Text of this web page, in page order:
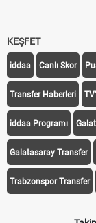
KEŞFET
iddaa Canlı Skor
Transfer Haberleri
iddaa Programı
Galatasaray Transfer
Trabzonspor Transfer